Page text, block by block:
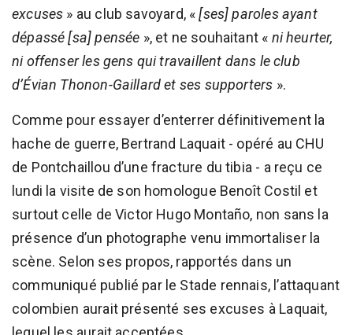
excuses » au club savoyard, «[ses] paroles ayant
dépassé [sa] pensée », et ne souhaitant « ni heurter,
ni offenser les gens qui travaillent dans le club
d’Évian Thonon-Gaillard et ses supporters ».
Comme pour essayer d’enterrer définitivement la
hache de guerre, Bertrand Laquait - opéré au CHU
de Pontchaillou d’une fracture du tibia - a reçu ce
lundi la visite de son homologue Benoît Costil et
surtout celle de Victor Hugo Montaño, non sans la
présence d’un photographe venu immortaliser la
scène. Selon ses propos, rapportés dans un
communiqué publié par le Stade rennais, l’attaquant
colombien aurait présenté ses excuses à Laquait,